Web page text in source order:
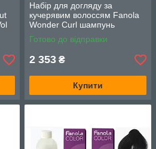
Набір для догляду за
кучерявим волоссям Fanola
Wonder Curl шампунь
1000мл.,кондиціонер 1000
мл
Готово до відправки
2 353 ₴
Купити